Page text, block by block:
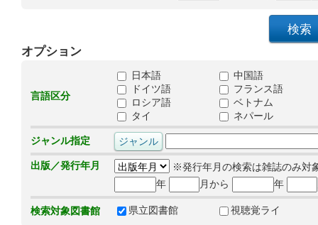
オプション
言語区分
日本語
中国語
ドイツ語
フランス語
ロシア語
ベトナム
タイ
ネパール
ジャンル指定
出版／発行年月
※発行年月の検索は雑誌のみ対
年
月から 年
検索対象図書館 県立図書館 視聴覚ライ